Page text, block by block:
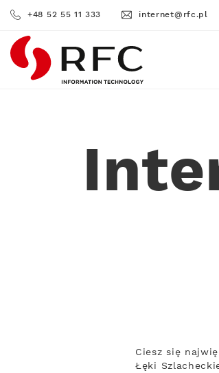
+48 52 55 11 333 internet@rfc.pl
RFC
Ciesz się
Łęki